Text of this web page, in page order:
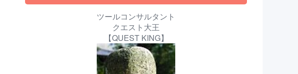
ツールコンサルタント
クエスト大王
【QUEST KING】